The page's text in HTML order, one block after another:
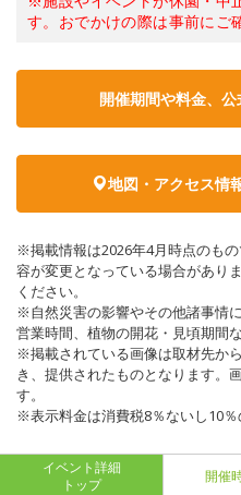
す。おでかけの際は事前にご
開催期間や料金、
地図・アクセス情
※掲載情報は2026年4月時点のも
容が変更となっている場合があり
ください。
※自然災害の影響やその他諸事情
営業時間、植物の開花・見頃期間
※掲載されている画像は取材先か
き、提供されたものとなります。
す。
※表示料金は消費税8％ないし10％
イベント詳細
トップ
開催